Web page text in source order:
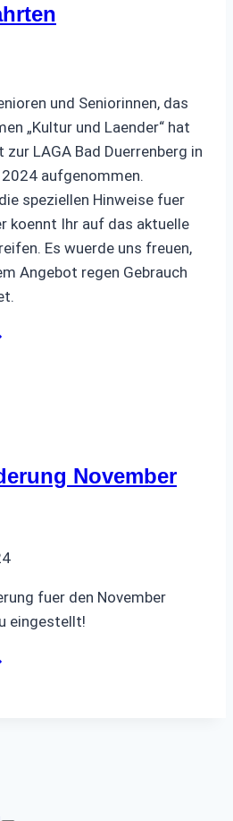
und Seniorinnen, das
„Kultur und Laender“ hat
LAGA Bad Duerrenberg in
aufgenommen.
speziellen Hinweise fuer
koennt Ihr auf das aktuelle
Es wuerde uns freuen,
Angebot regen Gebrauch
November
fuer den November
eingestellt!